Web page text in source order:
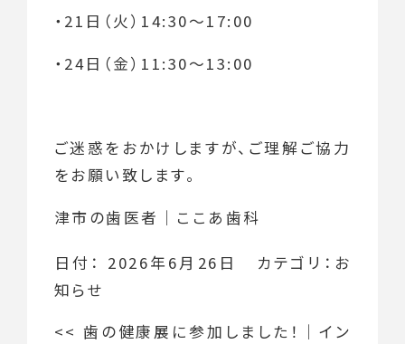
・21日（火）14:30～17:00
・24日（金）11:30～13:00
ご迷惑をおかけしますが、ご理解ご協力
をお願い致します。
津市の歯医者｜ここあ歯科
日付： 2026年6月26日 カテゴリ： お
知らせ
<< 歯の健康展に参加しました！ ｜ イン